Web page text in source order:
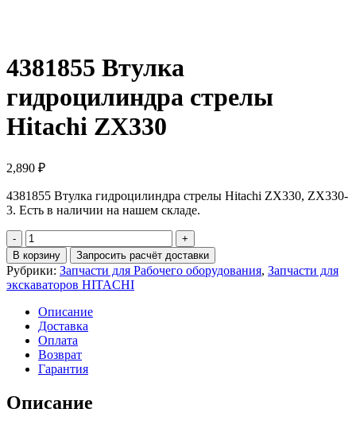
4381855 Втулка
гидроцилиндра стрелы
Hitachi ZX330
2,890 ₽
4381855 Втулка гидроцилиндра стрелы Hitachi ZX330, ZX330-
3. Есть в наличии на нашем складе.
Количество
4381855
Втулка
гидроцилиндра
стрелы
Hitachi
ZX330
В корзину Запросить расчёт доставки
Рубрики: Запчасти для Рабочего оборудования, Запчасти для
экскаваторов HITACHI
Описание
Доставка
Оплата
Возврат
Гарантия
Описание